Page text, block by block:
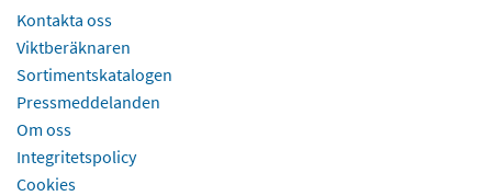
Kontakta oss
Viktberäknaren
Sortimentskatalogen
Pressmeddelanden
Om oss
Integritetspolicy
Cookies